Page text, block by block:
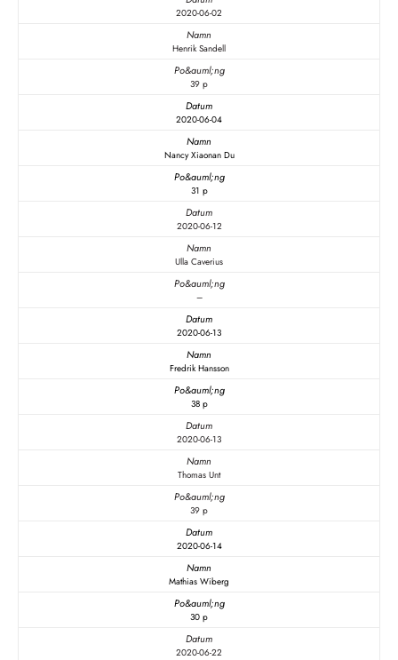
2020-06-02
Henrik Sandell
39 p
2020-06-04
Nancy Xiaonan Du
31 p
2020-06-12
Ulla Caverius
–
2020-06-13
Fredrik Hansson
38 p
2020-06-13
Thomas Unt
39 p
2020-06-14
Mathias Wiberg
30 p
2020-06-22